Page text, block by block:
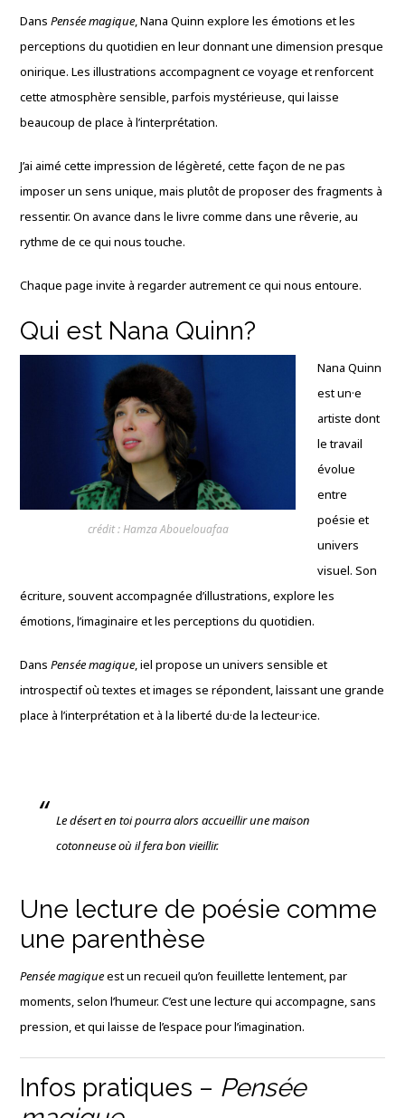
DansPensée magique, Nana Quinn explore les émotions et les
perceptions du quotidien en leur donnant une dimension presque
onirique. Les illustrations accompagnent ce voyage et renforcent
cette atmosphère sensible, parfois mystérieuse, qui laisse
beaucoup de place à l’interprétation.
J’ai aimé cette impression de légèreté, cette façon de ne pas
imposer un sens unique, mais plutôt de proposer des fragments à
ressentir. On avance dans le livre comme dans une rêverie, au
rythme de ce qui nous touche.
Chaque page invite à regarder autrement ce qui nous entoure.
Qui est Nana Quinn?
crédit : Hamza Abouelouafaa
Nana Quinn
est un·e
artiste dont
le travail
évolue
entre
poésie et
univers
visuel. Son
écriture, souvent accompagnée d’illustrations, explore les
émotions, l’imaginaire et les perceptions du quotidien.
DansPensée magique, iel propose un univers sensible et
introspectif où textes et images se répondent, laissant une grande
place à l’interprétation et à la liberté du·de la lecteur·ice.
Le désert en toi pourra alors accueillir une maison
cotonneuse où il fera bon vieillir.
Une lecture de poésie comme
une parenthèse
Pensée magiqueest un recueil qu’on feuillette lentement, par
moments, selon l’humeur. C’est une lecture qui accompagne, sans
pression, et qui laisse de l’espace pour l’imagination.
Infos pratiques – Pensée